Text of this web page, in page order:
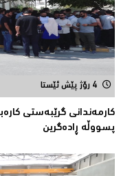
4 رۆژ پێش ئێستا
كارمەندانی گرێبەستی
پسووڵە ڕادەگرین